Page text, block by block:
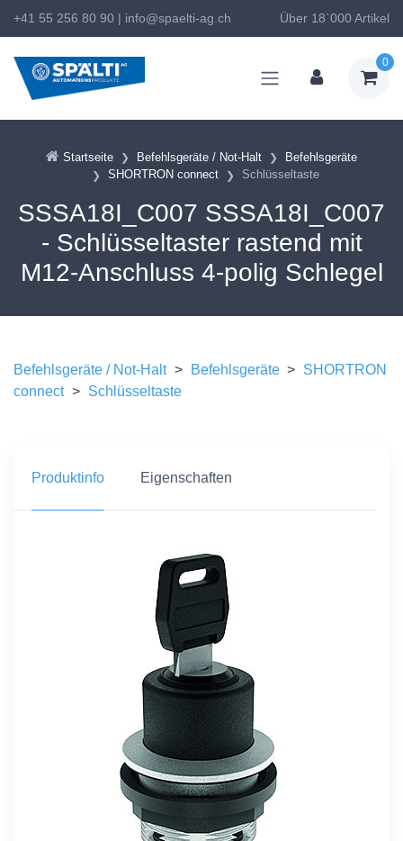
+41 55 256 80 90 | info@spaelti-ag.ch Über 18`000 Artikel
0
Startseite Befehlsgeräte / Not-Halt
Befehlsgeräte
SHORTRON connect
Schlüsseltaste
SSSA18I_C007 SSSA18I_C007
- Schlüsseltaster rastend mit
M12-Anschluss 4-polig Schlegel
Befehlsgeräte / Not-Halt > Befehlsgeräte > SHORTRON
connect > Schlüsseltaste
Produktinfo Eigenschaften